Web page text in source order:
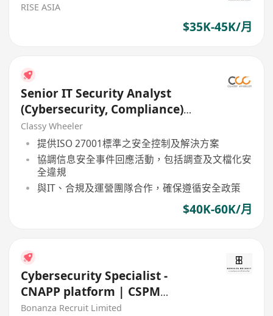
RISE ASIA
$35K-45K/月
Senior IT Security Analyst
(Cybersecurity, Compliance)
(Logistics)
Classy Wheeler
提供ISO 27001標準之安全控制及解決方案
協調信息安全事件回應活動，包括調查及文檔化安
全違規
與IT、合規及運營團隊合作，確保遵循安全政策
$40K-60K/月
Cybersecurity Specialist -
CNAPP platform | CSPM
(HK$35K x 13 | Fo Tan | 5 days)
Bonanza Recruit Limited